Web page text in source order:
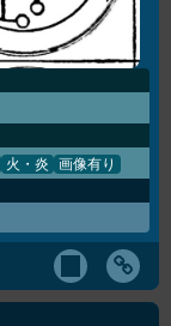
火・炎 画像有り